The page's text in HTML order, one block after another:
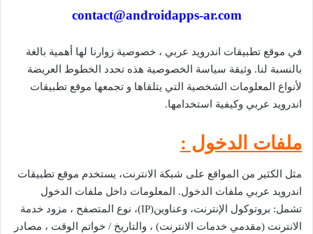
contact@androidapps-ar.com
في موقع تطبيقات اندرويد عربي ، خصوصية زوارنا لها أهمية بالغة
بالنسبة لنا. وثيقة سياسة الخصوصية هذه تحدد الخطوط العريضة
لأنواع المعلومات الشخصية التي يتلقاها و تجمعها موقع تطبيقات
اندرويد عربي وكيفية استخدامها.
ملفات الدخول :
مثل الكثير من المواقع على شبكة الانترنت، يستخدم موقع تطبيقات
اندرويد عربي ملفات الدخول. المعلومات داخل ملفات الدخول
تشمل: بروتوكول الإنترنت، وعناوين(IP)، نوع المتصفح ، مزود خدمة
الانترنت (مقدمي خدمات الانترنت) ، والتاريخ / خواتم الوقت ، مصادر